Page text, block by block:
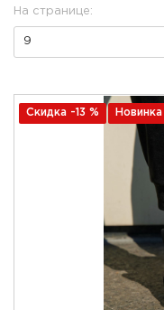
На странице:
Скидка -13 % Новинка